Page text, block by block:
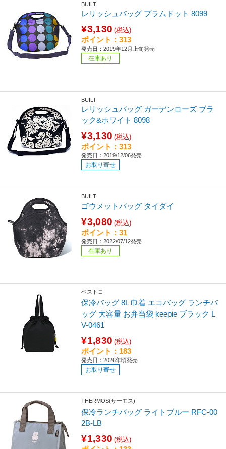
BUILT
レリッシュバッグ プラムドット 8099
¥3,130 (税込)
ポイント：313
発売日：2019年12月上旬発売
在庫あり
BUILT
レリッシュバッグ ガーデンローズ ブラ
ック&ホワイト 8098
¥3,130 (税込)
ポイント：313
発売日：2019/12/06発売
お取り寄せ
BUILT
ゴウメットバッグ タイダイ
¥3,080 (税込)
ポイント：31
発売日：2022/07/12発売
在庫あり
ベストコ
保冷バッグ 8L 巾着 エコバッグ ランチバ
ッグ 大容量 お弁当袋 keepie ブラック L
V-0461
¥1,830 (税込)
ポイント：183
発売日：2026年頃発売
お取り寄せ
THERMOS(サーモス)
保冷ランチバッグ ライトブルー RFC-00
2B-LB
¥1,330 (税込)